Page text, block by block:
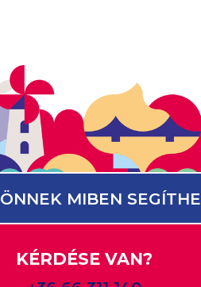
ÖNNEK MIBEN
KÉRDÉSE VAN?